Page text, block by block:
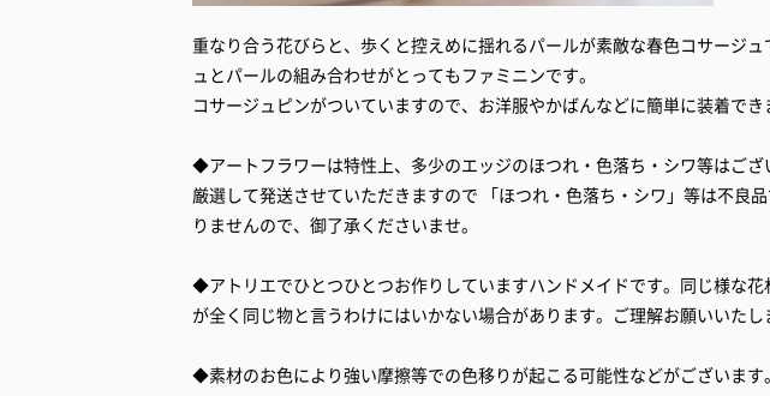
重なり合う花びらと、歩くと控えめに揺れるパールが素敵な春色コサージ
ュとパールの組み合わせがとってもファミニンです。
コサージュピンがついていますので、お洋服やかばんなどに簡単に装着でき
◆アートフラワーは特性上、多少のエッジのほつれ・色落ち・シワ等はご
厳選して発送させていただきますので 「ほつれ・色落ち・シワ」等は不良
りませんので、御了承くださいませ。
◆アトリエでひとつひとつお作りしていますハンドメイドです。同じ様な
が全く同じ物と言うわけにはいかない場合があります。ご理解お願いいたし
◆素材のお色により強い摩擦等での色移りが起こる可能性などがございます